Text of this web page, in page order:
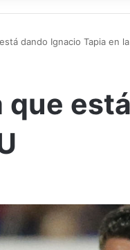
dando Ignacio Tapia en
que